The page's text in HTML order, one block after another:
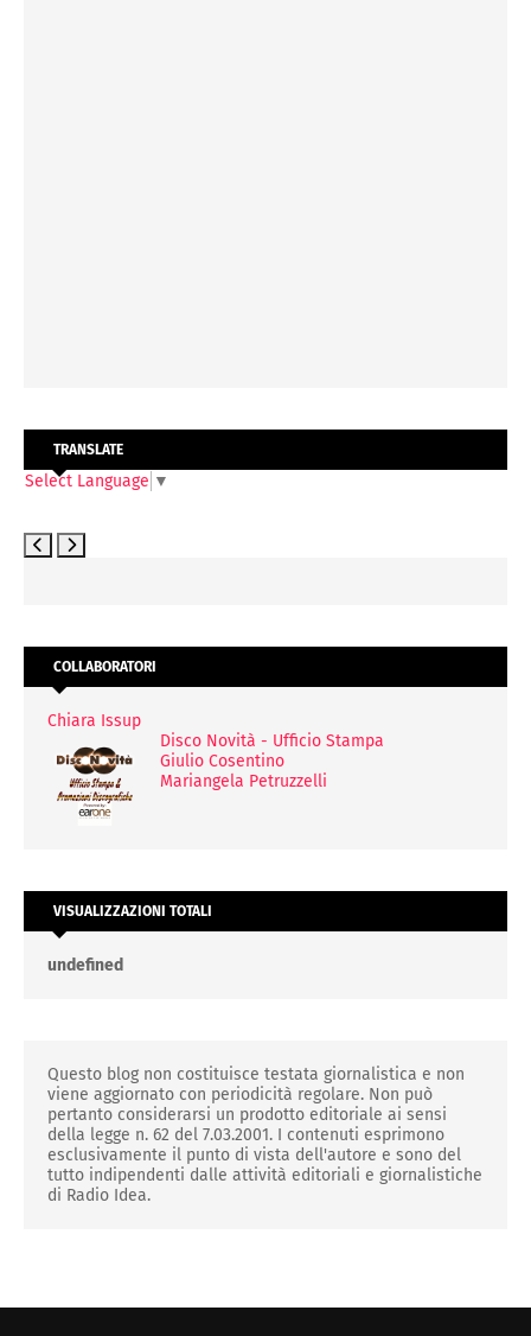
TRANSLATE
Select Language ▼
COLLABORATORI
Chiara Issup
Disco Novità - Ufficio Stampa
Giulio Cosentino
Mariangela Petruzzelli
VISUALIZZAZIONI TOTALI
undefned
Questo blog non costituisce testata giornalistica e non
viene aggiornato con periodicità regolare. Non può
pertanto considerarsi un prodotto editoriale ai sensi
della legge n. 62 del 7.03.2001. I contenuti esprimono
esclusivamente il punto di vista dell'autore e sono del
tutto indipendenti dalle attività editoriali e giornalistiche
di Radio Idea.